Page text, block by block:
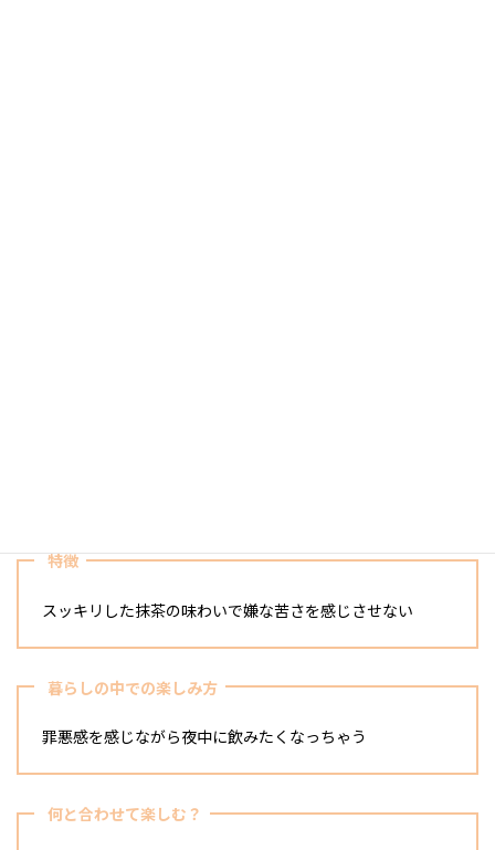
特徴
スッキリした抹茶の味わいで嫌な苦さを感じさせない
暮らしの中での楽しみ方
罪悪感を感じながら夜中に飲みたくなっちゃう
何と合わせて楽しむ？